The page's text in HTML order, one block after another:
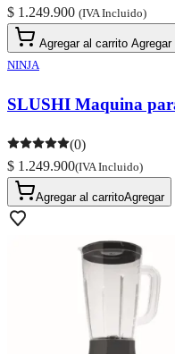
$ 1.249.900 (IVA Incluido)
Agregar al carrito Agregar
NINJA
SLUSHI Maquina
(0)
$ 1.249.900(IVA Incluido)
Agregar al carritoAgregar